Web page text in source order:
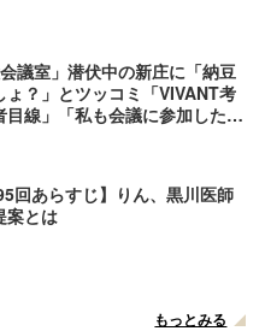
会議室」潜伏中の新庄に「納豆
ょ？」とツッコミ「VIVANT考
目線」「私も会議に参加した
回あらすじ】りん、黒川医師
案とは
もっとみる